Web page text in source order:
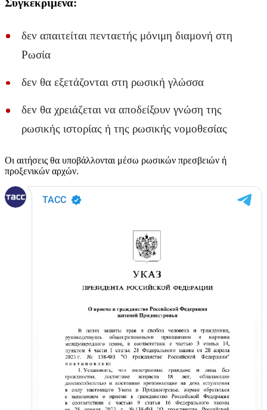
δεν απαιτείται πενταετής μόνιμη διαμονή στη
Ρωσία
δεν θα εξετάζονται στη ρωσική γλώσσα
δεν θα χρειάζεται να αποδείξουν γνώση της
ρωσικής ιστορίας ή της ρωσικής νομοθεσίας
Οι αιτήσεις θα υποβάλλονται μέσω ρωσικών πρεσβειών ή
προξενικών αρχών.